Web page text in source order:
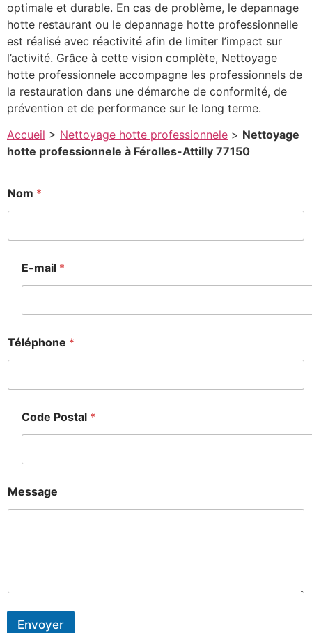
optimale et durable. En cas de problème, le depannage
hotte restaurant ou le depannage hotte professionnelle
est réalisé avec réactivité afin de limiter l’impact sur
l’activité. Grâce à cette vision complète, Nettoyage
hotte professionnele accompagne les professionnels de
la restauration dans une démarche de conformité, de
prévention et de performance sur le long terme.
Accueil > Nettoyage hotte professionnele > Nettoyage
hotte professionnele à Férolles-Attilly 77150
Nom *
e
é
o
e
E-mail *
Téléphone *
Code Postal *
Message
Envoyer